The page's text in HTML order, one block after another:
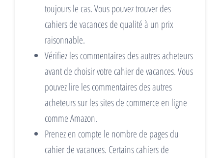
toujours le cas. Vous pouvez trouver des
cahiers de vacances de qualité à un prix
raisonnable.
Vérifiez les commentaires des autres acheteurs
avant de choisir votre cahier de vacances. Vous
pouvez lire les commentaires des autres
acheteurs sur les sites de commerce en ligne
comme Amazon.
Prenez en compte le nombre de pages du
cahier de vacances. Certains cahiers de